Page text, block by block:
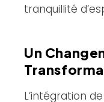
tranquillité
Un
L’intégration